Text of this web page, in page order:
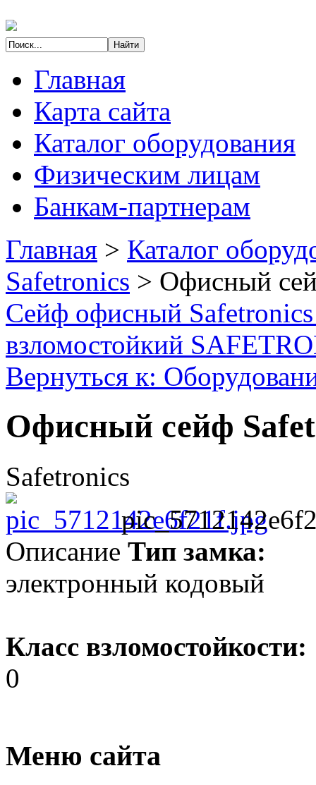
Главная
Карта сайта
Каталог оборудования
Физическим лицам
Банкам-партнерам
Главная > Каталог
Safetronics > Офисный
Сейф офисный
взломостойкий
Вернуться к:
Офисный сейф
Safetronics
Описание Тип замка:
электронный кодовый
Класс взломостойкости:
0
Меню сайта